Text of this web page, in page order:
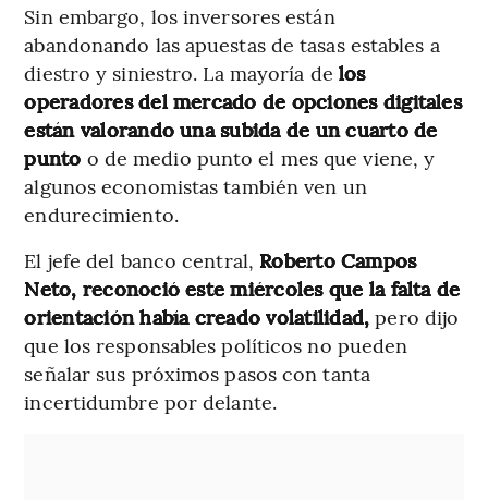
Sin embargo, los inversores están
abandonando las apuestas de tasas estables a
diestro y siniestro. La mayoría de los
operadores del mercado de opciones digitales
están valorando una subida de un cuarto de
punto o de medio punto el mes que viene, y
algunos economistas también ven un
endurecimiento.
El jefe del banco central, Roberto Campos
Neto, reconoció este miércoles que la falta de
orientación había creado volatilidad, pero dijo
que los responsables políticos no pueden
señalar sus próximos pasos con tanta
incertidumbre por delante.